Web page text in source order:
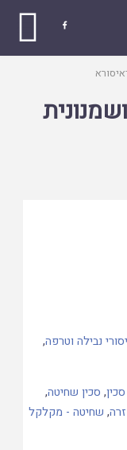

נבילה וטרפה,
סכין, סכין שחיטה,
, שחיטה - מקלקל